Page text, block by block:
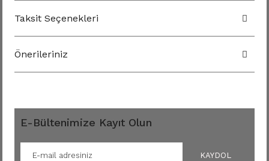
Taksit Seçenekleri
Önerileriniz
E-Bültenimize Kayıt Olun
KAYDOL